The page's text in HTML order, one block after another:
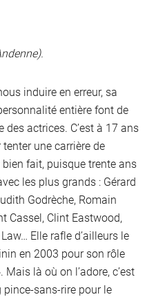
induire en erreur, sa
entière font de
des actrices. C’est à 17 ans
une carrière de
fait, puisque trente ans
les plus grands : Gérard
Godrèche, Romain
Cassel, Clint Eastwood,
Elle rafle d’ailleurs le
en 2003 pour son rôle
Mais là où on l’adore, c’est
sans-rire pour le